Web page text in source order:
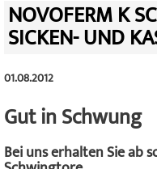
NOVOFERM K
SICKEN- UND
01.08.2012
Gut in Schwung
Bei uns erhalten Sie ab